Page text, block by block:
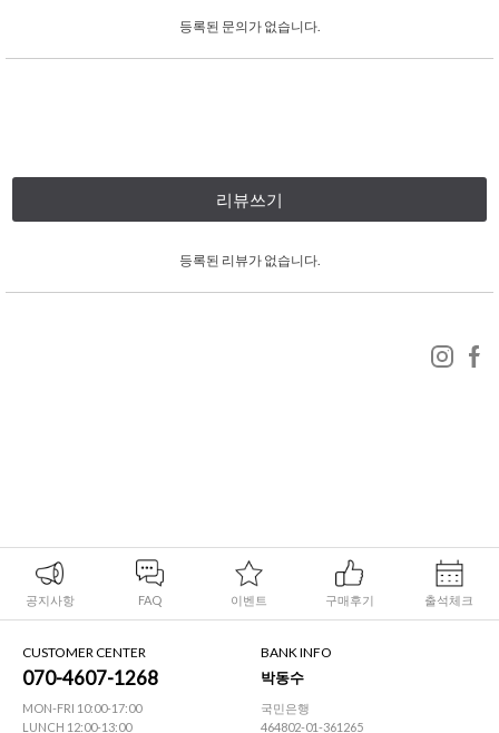
등록된 문의가 없습니다.
리뷰쓰기
등록된 리뷰가 없습니다.
공지사항 FAQ 이벤트 구매후기 출석체크
CUSTOMER CENTER
070-4607-1268
MON-FRI 10:00-17:00
LUNCH 12:00-13:00
BANK INFO
박동수
국민은행
464802-01-361265